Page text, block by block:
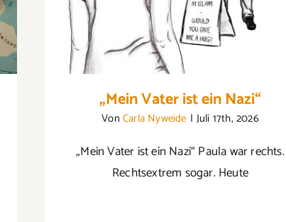
„Mein Vater ist ein Nazi“
Von Carla Nyweide | Juli 17th, 2026
„Mein Vater ist ein Nazi“ Paula war rechts.
Rechtsextrem sogar. Heute